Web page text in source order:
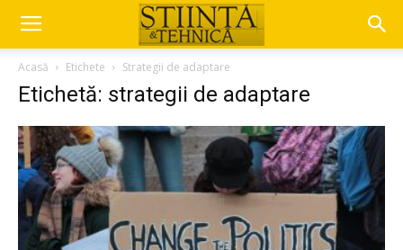
Acasă Etichete Strategii de adaptare
Etichetă: strategii de adaptare